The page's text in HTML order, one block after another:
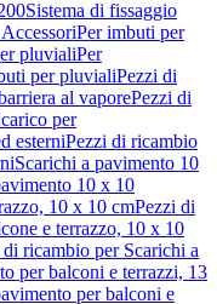
Sistema di fissaggio
Per imbuti per
pluvialiPer
per pluvialiPezzi di
al vaporePezzi di
per
esterniPezzi di ricambio
Scarichi a pavimento 10
10 x 10
10 x 10 cmPezzi di
e terrazzo, 10 x 10
di ricambio per Scarichi a
per balconi e terrazzi, 13
per balconi e